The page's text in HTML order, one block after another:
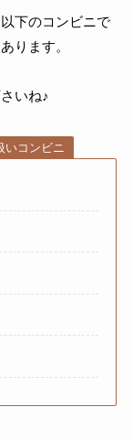
下のコンビニで
ります。
いね♪
いコンビニ